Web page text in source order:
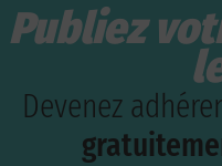
Publiez
Devenez